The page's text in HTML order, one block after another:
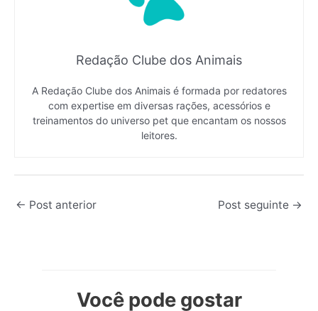
Redação Clube dos Animais
A Redação Clube dos Animais é formada por redatores
com expertise em diversas rações, acessórios e
treinamentos do universo pet que encantam os nossos
leitores.
← Post anterior Post seguinte →
Você pode gostar